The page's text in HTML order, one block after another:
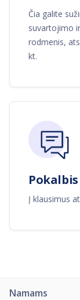
Čia galite
suvartojimo
rodmenis,
kt.
Į klausimus
Namams